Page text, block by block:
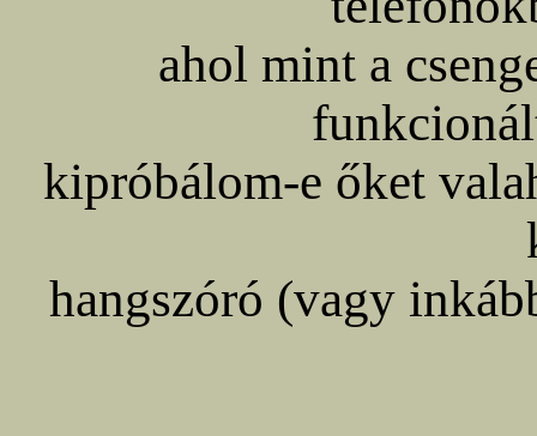
ahol mint a
kipróbálom-e őket
hangszóró (vagy